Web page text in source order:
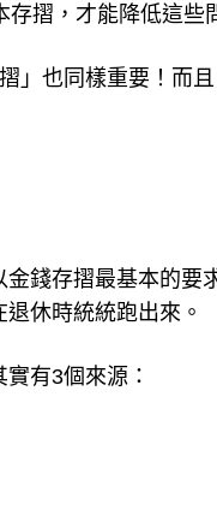
摺，才能降低這些
」也同樣重要！而
錢存摺最基本的要
休時統統跑出來。
有3個來源：